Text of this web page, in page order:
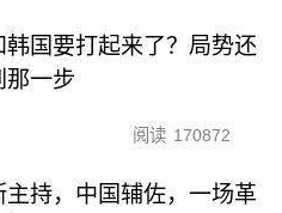
韩国要打起来了？局势还
那一步
阅读 170872
主持，中国辅佐，一场革